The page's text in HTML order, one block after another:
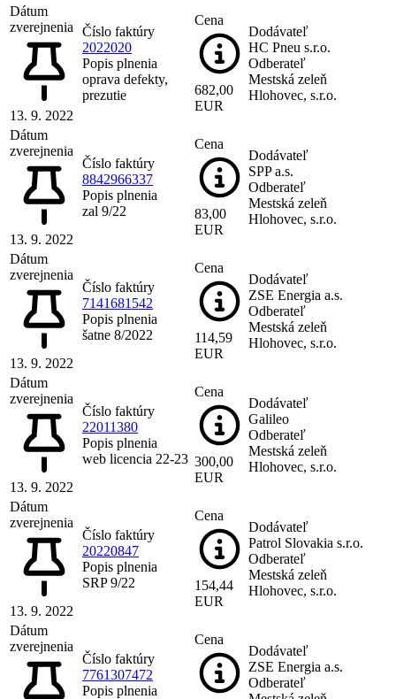
Dátum
zverejnenia
13. 9. 2022
Číslo faktúry
2022020
Popis plnenia
oprava defekty,
prezutie
Cena
682,00
EUR
Dodávateľ
HC Pneu s.r.o.
Odberateľ
Mestská zeleň
Hlohovec, s.r.o.
Dátum
zverejnenia
13. 9. 2022
Číslo faktúry
8842966337
Popis plnenia
zal 9/22
Cena
83,00
EUR
Dodávateľ
SPP a.s.
Odberateľ
Mestská zeleň
Hlohovec, s.r.o.
Dátum
zverejnenia
13. 9. 2022
Číslo faktúry
7141681542
Popis plnenia
šatne 8/2022
Cena
114,59
EUR
Dodávateľ
ZSE Energia a.s.
Odberateľ
Mestská zeleň
Hlohovec, s.r.o.
Dátum
zverejnenia
13. 9. 2022
Číslo faktúry
22011380
Popis plnenia
web licencia 22-23
Cena
300,00
EUR
Dodávateľ
Galileo
Odberateľ
Mestská zeleň
Hlohovec, s.r.o.
Dátum
zverejnenia
13. 9. 2022
Číslo faktúry
20220847
Popis plnenia
SRP 9/22
Cena
154,44
EUR
Dodávateľ
Patrol Slovakia s.r.o.
Odberateľ
Mestská zeleň
Hlohovec, s.r.o.
Dátum
zverejnenia
Číslo faktúry
7761307472
Popis plnenia
Cena
Dodávateľ
ZSE Energia a.s.
Odberateľ